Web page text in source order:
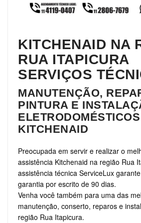
KITCHENAID NA
RUA ITAPICURA
SERVIÇOS
MANUTENÇÃO,
PINTURA E
ELETRODOMÉSTICOS
KITCHENAID
Preocupada em servir e realizar o
assistência Kitchenaid na região Rua
assistência técnica ServiceLux
garantia por escrito de 90 dias.
Venha você também para uma das
manutenção, conserto, reparos e
região Rua Itapicura.